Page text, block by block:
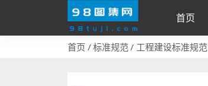
首页
首页 标准规范 工程建设标准规范